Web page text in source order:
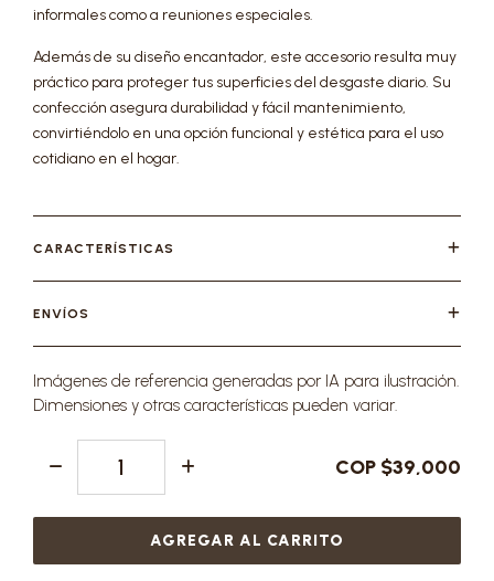
informales como a reuniones especiales.
Además de su diseño encantador, este accesorio resulta muy
práctico para proteger tus superficies del desgaste diario. Su
confección asegura durabilidad y fácil mantenimiento,
convirtiéndolo en una opción funcional y estética para el uso
cotidiano en el hogar.
CARACTERÍSTICAS
ENVÍOS
Imágenes de referencia generadas por IA para ilustración.
Dimensiones y otras características pueden variar.
COP $39,000
AGREGAR AL CARRITO